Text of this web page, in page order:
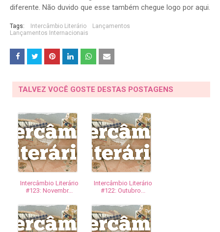
diferente. Não duvido que esse também chegue logo por aqui.
Tags: Intercâmbio Literário
Lançamentos
Lançamentos Internacionais
TALVEZ VOCÊ GOSTE DESTAS POSTAGENS
Intercâmbio Literário
#123: Novembr...
Intercâmbio Literário
#122: Outubro...